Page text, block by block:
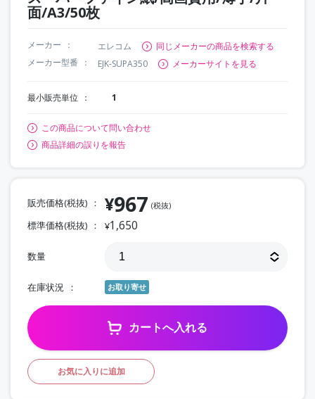
面/A3/50枚
メーカー エレコム
同じメーカーの商品を検索する
メーカー型番
EJK-SUPA350 メーカーサイトを見る
最小販売単位 1
この商品について問い合わせ
商品詳細の誤りを報告
販売価格(税抜) ¥967 (税抜)
標準価格(税抜) ¥1,650
数量
在庫状況 お取り寄せ
カートへ入れる
お気に入りに追加